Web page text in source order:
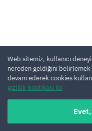
Web sitemiz, kullanıcı
nereden geldiğini
devam ederek cookies
gizlilik politikası ile